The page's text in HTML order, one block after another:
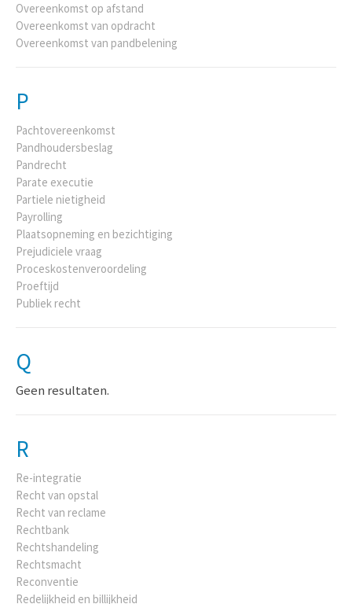
Overeenkomst op afstand
Overeenkomst van opdracht
Overeenkomst van pandbelening
P
Pachtovereenkomst
Pandhoudersbeslag
Pandrecht
Parate executie
Partiele nietigheid
Payrolling
Plaatsopneming en bezichtiging
Prejudiciele vraag
Proceskostenveroordeling
Proeftijd
Publiek recht
Q
Geen resultaten.
R
Re-integratie
Recht van opstal
Recht van reclame
Rechtbank
Rechtshandeling
Rechtsmacht
Reconventie
Redelijkheid en billijkheid